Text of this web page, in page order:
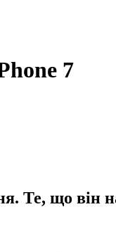
7
Те, що він